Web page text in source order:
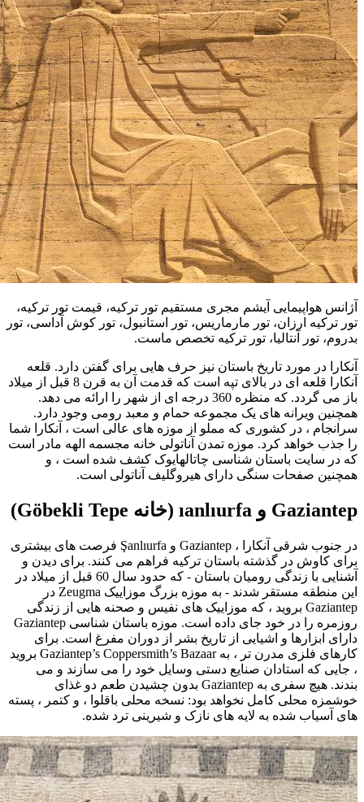
آژانس هواپیمایی آیشم مجری مستقیم تور ترکیه، قیمت تور ترکیه،
تور ترکیه ارزان، تور مارماریس، تور استانبول، تور کوش آداسی، تور
بدروم، تور آنتالیا، تور ترکیه تخصص ماست.
آنکارا در مورد تاریخ باستان نیز حرف هایی برای گفتن دارد. قلعه
آنکارا قلعه ای در بالای تپه است که قدمت آن به قرن 8 قبل از میلاد
باز می گردد. که منظره 360 درجه ای از شهر را ارائه می دهد.
همچنین ویرانه های یک مجموعه حمام و معبد رومی وجود دارد.
سرانجام ، در کشوری که مملو از موزه های عالی است ، آنکارا شما
را جذب خواهد کرد. موزه تمدن آناتولی خانه مجسمه الهه مادر است
که در سایت باستان شناسی چاتالهایوک کشف شده است ، و
همچنین صفحات سنگی دارای هیروگلیف آناتولی است.
Gaziantep و ıanlıurfa (خانه Göbekli Tepe)
در جنوب شرقی آنکارا ، Gaziantep و Şanlıurfa فرصت های بیشتری
برای کاوش در گذشته باستان ترکیه فراهم می کنند. برای دیدن و
آشنایی با زندگی رومیان باستان - که حدود سال 60 قبل از میلاد در
این منطقه مستقر شدند - به موزه بزرگ موزاییک Zeugma در
Gaziantep بروید ، که موزاییک های نفیس و صحنه هایی از زندگی
روزمره را در خود جای داده است. موزه باستان شناسی Gaziantep
دارای ابزارها و اشیایی از تاریخ بشر از دوران مفرغ است. برای
کارهای فلزی مدرن تر ، به Gaziantep’s Coppersmith’s Bazaar بروید
، جایی که استادان صنایع دستی وسایل خود را می سازند و می
بندند. هیچ سفری به Gaziantep بدون چشیدن طعم دو غذای
خوشمزه محلی کامل نخواهد بود: نسخه محلی باقلوا ، و کتمر ، پسته
های آسیاب شده به لایه های نازک و شیرینی ترد شده.